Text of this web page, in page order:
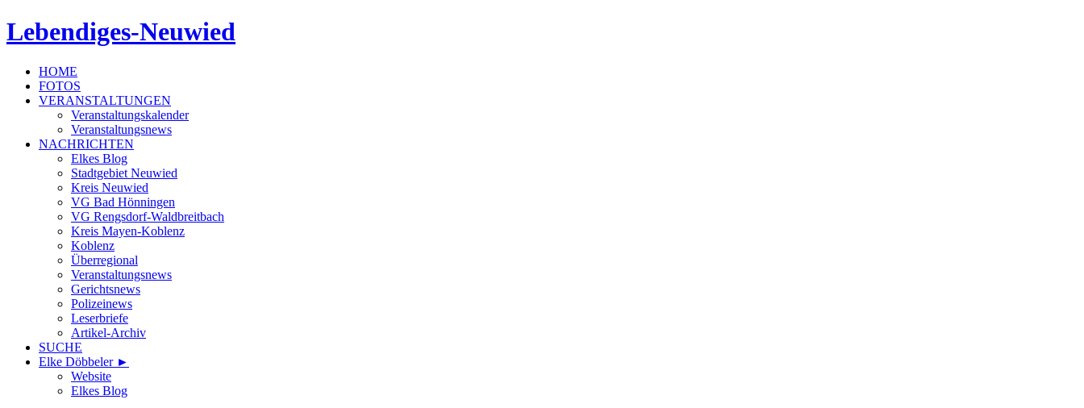
Lebendiges-Neuwied
HOME
FOTOS
VERANSTALTUNGEN
Veranstaltungskalender
Veranstaltungsnews
NACHRICHTEN
Elkes Blog
Stadtgebiet Neuwied
Kreis Neuwied
VG Bad Hönningen
VG Rengsdorf-Waldbreitbach
Kreis Mayen-Koblenz
Koblenz
Überregional
Veranstaltungsnews
Gerichtsnews
Polizeinews
Leserbriefe
Artikel-Archiv
SUCHE
Elke Döbbeler ►
Website
Elkes Blog